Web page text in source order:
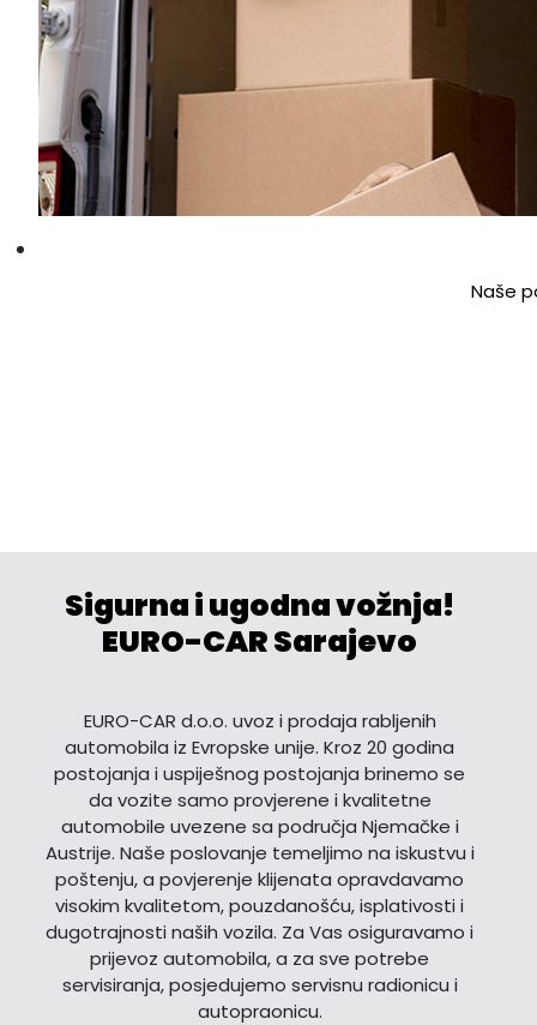
Naše
Sigurna i ugodna vožnja!
EURO-CAR Sarajevo
EURO-CAR d.o.o. uvoz i prodaja rabljenih
automobila iz Evropske unije. Kroz 20 godina
postojanja i uspiješnog postojanja brinemo se
da vozite samo provjerene i kvalitetne
automobile uvezene sa područja Njemačke i
Austrije. Naše poslovanje temeljimo na iskustvu i
poštenju, a povjerenje klijenata opravdavamo
visokim kvalitetom, pouzdanošću, isplativosti i
dugotrajnosti naših vozila. Za Vas osiguravamo i
prijevoz automobila, a za sve potrebe
servisiranja, posjedujemo servisnu radionicu i
autopraonicu.